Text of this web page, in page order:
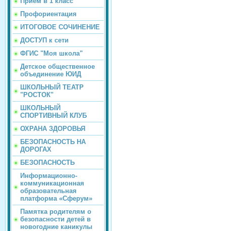
Профориентация
ИТОГОВОЕ СОЧИНЕНИЕ
ДОСТУП к сети
ФГИС "Моя школа"
Детское общественное
объединение ЮИД
ШКОЛЬНЫЙ ТЕАТР
"РОСТОК"
ШКОЛЬНЫЙ
СПОРТИВНЫЙ КЛУБ
ОХРАНА ЗДОРОВЬЯ
БЕЗОПАСНОСТЬ НА
ДОРОГАХ
БЕЗОПАСНОСТЬ
Информационно-
коммуникационная
образовательная
платформа «Сферум»
Памятка родителям о
безопасности детей в
новогодние каникулы